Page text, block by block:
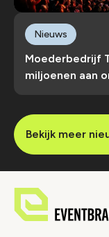
Moederbedrijf
miljoenen aan
Nieuws
Bekijk meer